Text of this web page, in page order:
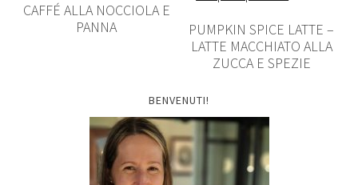
CAFFÉ ALLA NOCCIOLA E
PANNA
PUMPKIN SPICE LATTE –
LATTE MACCHIATO ALLA
ZUCCA E SPEZIE
BENVENUTI!